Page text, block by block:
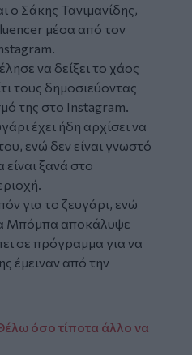
ο Σάκης Τανιμανίδης,
μέσα από τον
να δείξει το χάος
τους δημοσιεύοντας
της στο Instagram.
έχει ήδη αρχίσει να
ενώ δεν είναι γνωστό
είναι ξανά στο
για το ζευγάρι, ενώ
Μπόμπα αποκάλυψε
σε πρόγραμμα για να
έμειναν από την
όσο τίποτα άλλο να